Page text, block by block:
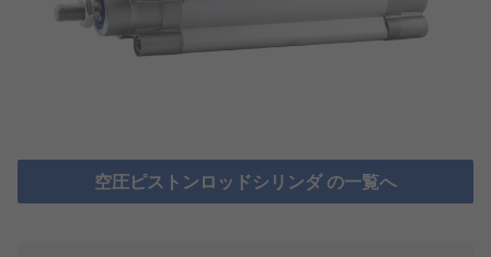
空圧ピストンロッドシリンダ の一覧へ